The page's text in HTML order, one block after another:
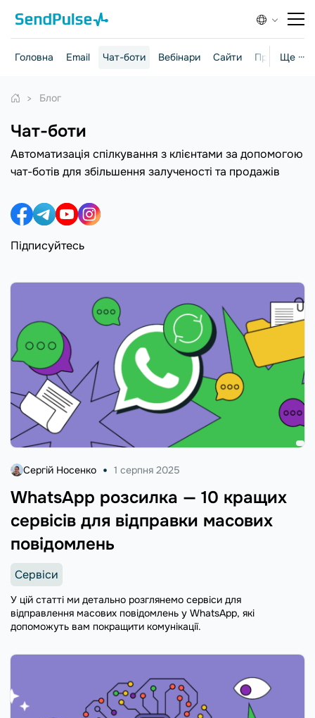
Ще ···
Головна Email Чат-боти Вебінари Сайти Практичні
Блог
Чат-боти
Автоматизація спілкування з клієнтами за допомогою
чат-ботів для збільшення залученості та продажів
Підписуйтесь
WhatsApp розсилка — 10 кращих
сервісів для відправки масових
повідомлень
Сергій Носенко 1 серпня 2025
Сервіси
У цій статті ми детально розглянемо сервіси для
відправлення масових повідомлень у WhatsApp, які
допоможуть вам покращити комунікації.